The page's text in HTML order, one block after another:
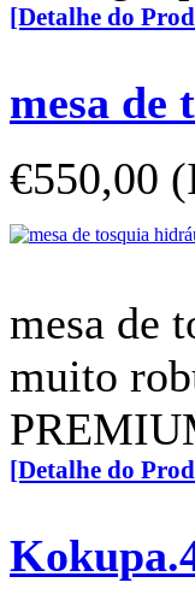
[Detalhe do
mesa
€550,00
mesa de
muito
[Detalhe do